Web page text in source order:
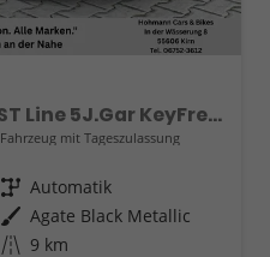
ST-Line 1.5 EB Autom. ST Line 5J.Gar KeyFree Kamera
Fahrzeug mit Tageszulassung
Getriebe Automatik
Außenfarbe Agate Black Metallic
Kilometerstand 9 km